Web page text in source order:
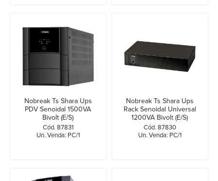
Nobreak Ts Shara Ups
PDV Senoidal 1500VA
Bivolt (E/S)
Cód. 87831
Un. Venda: PC/1
Nobreak Ts Shara Ups
Rack Senoidal Universal
1200VA Bivolt (E/S)
Cód. 87830
Un. Venda: PC/1